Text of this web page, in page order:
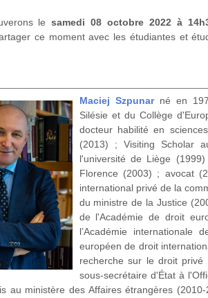
lesamedi 08 octobre 2022 à
ce moment avec les étudiantes et
Maciej Szpunarné en
Silésie et du Collège
docteur habilité en
(2013) ; Visiting Scholar
l'université de Liège
Florence (2003) ; avocat
international privé de la
du ministre de la Justice
de l'Académie de droit
l’Académie
européen de droit
recherche sur le droit
sous-secrétaire d'État à
au ministère des Affaires étrangères